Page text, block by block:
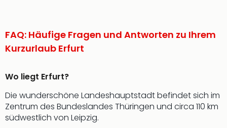
FAQ: Häufige Fragen und Antworten zu Ihrem
Kurzurlaub Erfurt
Wo liegt Erfurt?
Die wunderschöne Landeshauptstadt befindet sich im
Zentrum des Bundeslandes Thüringen und circa 110 km
südwestlich von Leipzig.